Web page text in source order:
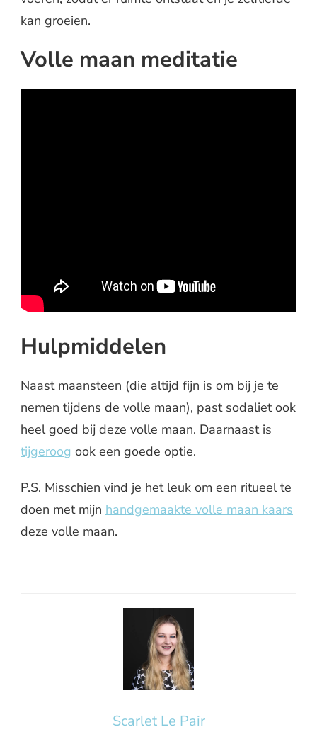
kan groeien.
Volle maan meditatie
Hulpmiddelen
Naast maansteen (die altijd fijn is om bij je te
nemen tijdens de volle maan), past sodaliet ook
heel goed bij deze volle maan. Daarnaast is
tijgeroog ook een goede optie.
P.S. Misschien vind je het leuk om een ritueel te
doen met mijn handgemaakte volle maan kaars
deze volle maan.
Scarlet Le Pair